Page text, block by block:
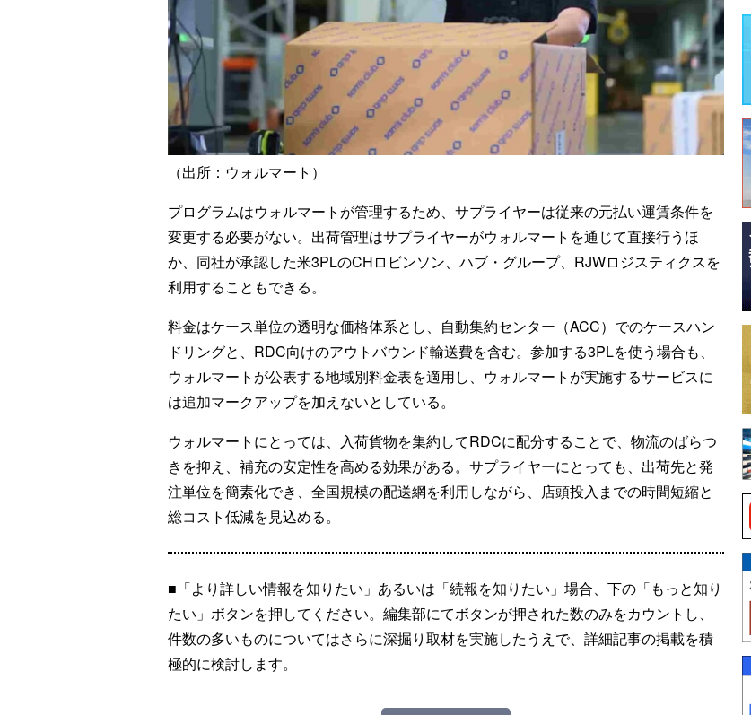
（出所：ウォルマート）
プログラムはウォルマートが管理するため、サプライヤーは従来の元払い運賃条件を
変更する必要がない。出荷管理はサプライヤーがウォルマートを通じて直接行うほ
か、同社が承認した米3PLのCHロビンソン、ハブ・グループ、RJWロジスティクスを
利用することもできる。
料金はケース単位の透明な価格体系とし、自動集約センター（ACC）でのケースハン
ドリングと、RDC向けのアウトバウンド輸送費を含む。参加する3PLを使う場合も、
ウォルマートが公表する地域別料金表を適用し、ウォルマートが実施するサービスに
は追加マークアップを加えないとしている。
ウォルマートにとっては、入荷貨物を集約してRDCに配分することで、物流のばらつ
きを抑え、補充の安定性を高める効果がある。サプライヤーにとっても、出荷先と発
注単位を簡素化でき、全国規模の配送網を利用しながら、店頭投入までの時間短縮と
総コスト低減を見込める。
■「より詳しい情報を知りたい」あるいは「続報を知りたい」場合、下の「もっと知り
たい」ボタンを押してください。編集部にてボタンが押された数のみをカウントし、
件数の多いものについてはさらに深掘り取材を実施したうえで、詳細記事の掲載を積
極的に検討します。